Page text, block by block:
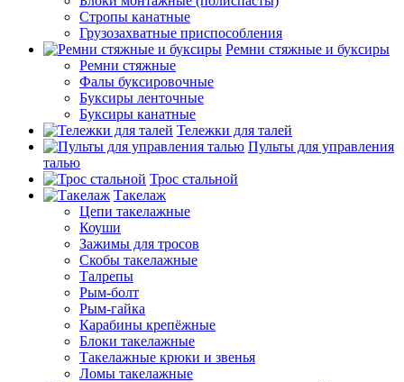
Стропы канатные
Грузозахватные приспособления
Ремни стяжные и буксиры
Ремни стяжные
Фалы буксировочные
Буксиры ленточные
Буксиры канатные
Тележки для талей
Пульты для управления
талью
Трос стальной
Такелаж
Цепи такелажные
Коуши
Зажимы для тросов
Скобы такелажные
Талрепы
Рым-болт
Рым-гайка
Карабины крепёжные
Блоки такелажные
Такелажные крюки и звенья
Ломы такелажные